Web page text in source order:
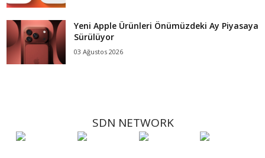
Yeni Apple Ürünleri Önümüzdeki Ay Piyasaya
Sürülüyor
03 Ağustos 2026
SDN NETWORK